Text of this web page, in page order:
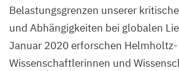
Belastungsgrenzen unserer
und Abhängigkeiten bei globalen
Januar 2020erforschen Helmholtz-
Wissenschaftlerinnen und